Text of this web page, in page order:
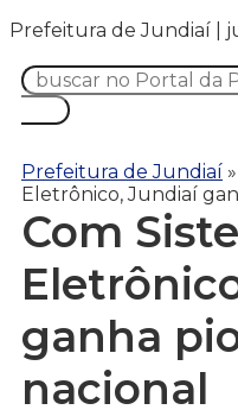
Prefeitura de Jundiaí |
Prefeitura de Jundiaí »
Eletrônico, Jundiaí
Com
ganha
nacional